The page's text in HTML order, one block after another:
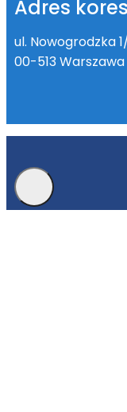
Adres
ul. Nowogrodzka
00-513 Warszawa